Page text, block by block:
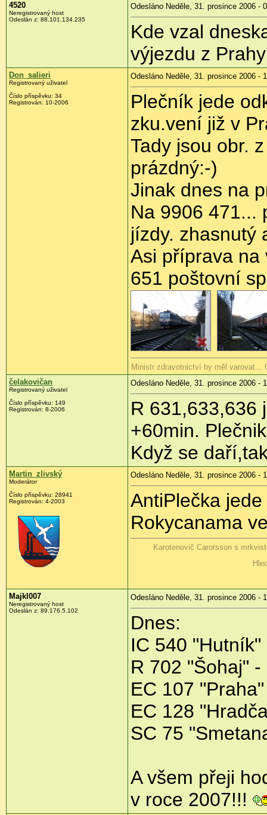
4520
Neregistrovaný host
Odeslán z: 88.101.134.235
Odesláno Neděle, 31. prosince 2006 -
Kde vzal
výjezdu z
Don_salieri
Registrovaný uživatel
Číslo příspěvku: 34
Registrován: 10-2006
Odesláno Neděle, 31. prosince 2006 -
Plečník jede
zku.vení již v
Tady jsou obr.
prázdný:-)
Jinak dnes na
Na 9906 471...
jízdy. zhasnutý
Asi příprava na
651 poštovní
Ministr zdravotnictví by měl varovat...
čelakovičan
Registrovaný uživatel
Číslo příspěvku: 149
Registrován: 8-2006
Odesláno Neděle, 31. prosince 2006 -
R 631,633,636
+60min.
Když se
Martin_zlivský
Moderátor
Číslo příspěvku: 28941
Registrován: 4-2003
Odesláno Neděle, 31. prosince 2006 -
AntiPlečka
Rokycanama
Karotenovič Carotsson s
Majkl007
Neregistrovaný host
Odeslán z: 89.176.5.102
Odesláno Neděle, 31. prosince 2006 -
Dnes:
IC 540
R 702 "Šohaj"
EC 107
EC 128
SC 75
A všem přeji
v roce 2007!!!